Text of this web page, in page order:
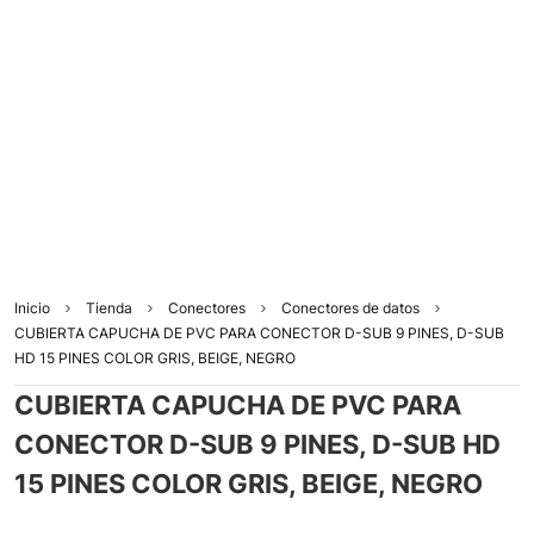
Inicio Tienda Conectores
Conectores de datos
CUBIERTA CAPUCHA DE PVC PARA CONECTOR D-SUB 9 PINES, D-SUB
HD 15 PINES COLOR GRIS, BEIGE, NEGRO
CUBIERTA CAPUCHA DE PVC PARA
CONECTOR D-SUB 9 PINES, D-SUB HD
15 PINES COLOR GRIS, BEIGE, NEGRO